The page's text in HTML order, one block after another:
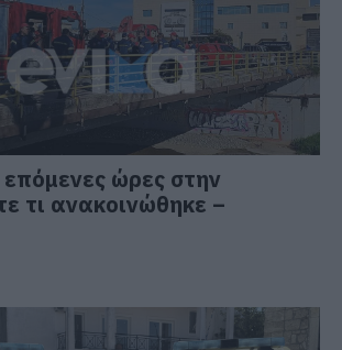
επόμενες ώρες στην
τι ανακοινώθηκε –